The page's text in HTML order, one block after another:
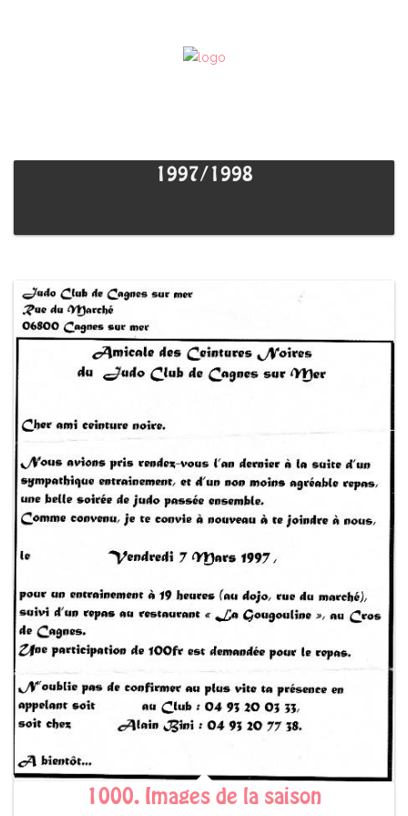
1997/1998
1000. Images de la saison